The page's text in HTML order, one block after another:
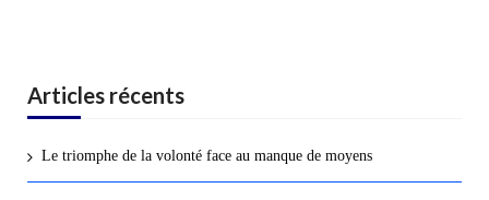
Articles récents
Le triomphe de la volonté face au manque de moyens